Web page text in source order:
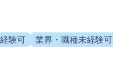
験可 業界・職種未経験可